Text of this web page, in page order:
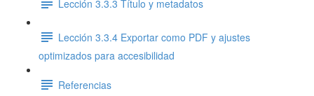
Lección 3.3.3 Título y metadatos
Lección 3.3.4 Exportar como PDF y ajustes
optimizados para accesibilidad
Referencias